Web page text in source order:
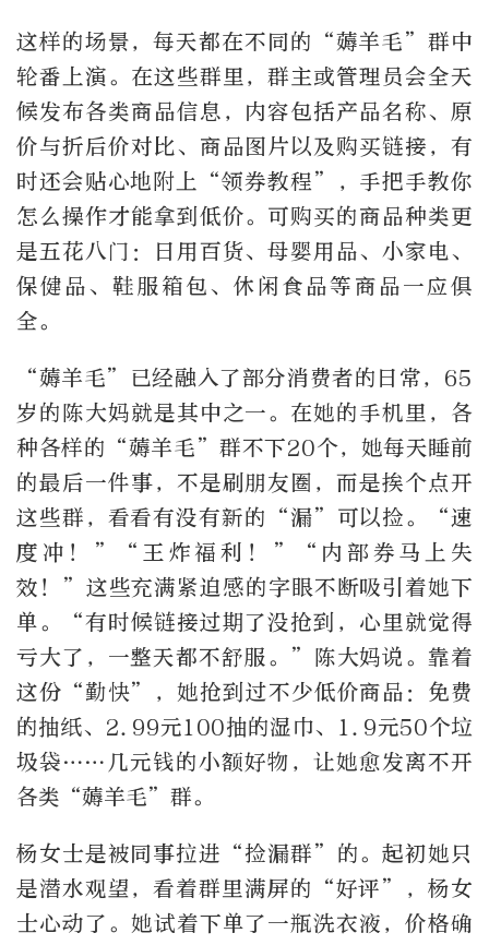
这样的场景，每天都在不同的“薅羊毛”群中
轮番上演。在这些群里，群主或管理员会全天
候发布各类商品信息，内容包括产品名称、原
价与折后价对比、商品图片以及购买链接，有
时还会贴心地附上
“领券教程”
，手把手教你
怎么操作才能拿到低价。可购买的商品种类更
是五花八门：日用百货、母婴用品、小家电、
保健品、鞋服箱包、休闲食品等商品一应俱
全。
“薅羊毛”已经融入了部分消费者的日常， 65
岁的陈大妈就是其中之一。在她的手机里，各
种各样的“薅羊毛”群不下20个，她每天睡前
的最后一件事，不是刷朋友圈，而是挨个点开
这些群，看看有没有新的
“漏” 可以捡。 “速
度冲！ ”“ 王炸福利！ ”“ 内部券马上失
效！ ” 这些充满紧迫感的字眼不断吸引着她下
单。
“有时候链接过期了没抢到，心里就觉得
亏大了，一整天都不舒服。 ”
陈大妈说。靠着
这份 “勤快”
，她抢到过不少低价商品：免费
的抽纸、 2.99元100抽的湿巾、 1.9元50个垃
圾袋…… 几元钱的小额好物，让她愈发离不开
各类“薅羊毛”群。
杨女士是被同事拉进 “捡漏群”
的。起初她只
是潜水观望，看着群里满屏的
“好评”
，杨女
士心动了。她试着下单了一瓶洗衣液，价格确